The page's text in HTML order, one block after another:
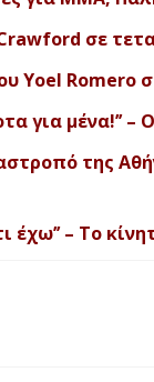
σε
Yoel Romero
για
της
έχω’’ – Το